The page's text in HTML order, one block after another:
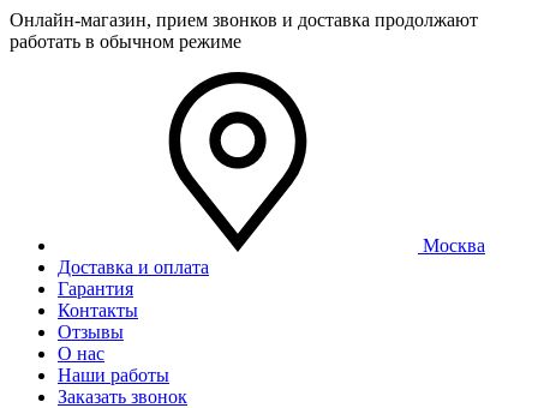
Онлайн-магазин, прием звонков и доставка продолжают
работать в обычном режиме
Москва
Доставка и оплата
Гарантия
Контакты
Отзывы
О нас
Наши работы
Заказать звонок